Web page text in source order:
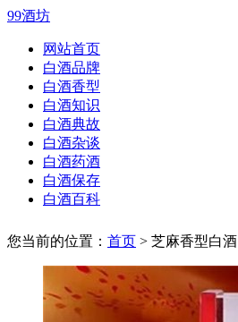
99酒坊
网站首页
白酒品牌
白酒香型
白酒知识
白酒典故
白酒杂谈
白酒药酒
白酒保存
白酒百科
您当前的位置： 首页 > 芝麻香型白酒